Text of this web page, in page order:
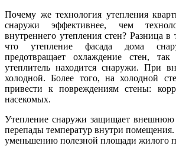
Почему же технология утепления
снаружи эффективнее, чем
внутреннего утепления стен? Разница в
что утепление фасада дома
предотвращает охлаждение стен, так
утеплитель находится снаружи. При
холодной. Более того, на холодной
привести к повреждениям стены:
насекомых.
Утепление снаружи защищает внешнюю
перепады температур внутри
уменьшению полезной площади жилого